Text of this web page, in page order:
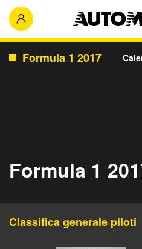
Formula 1 2017
Formula 1
Classifica generale piloti